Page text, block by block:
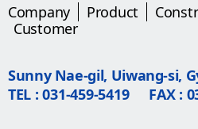
Company Product
Customer
Sunny Nae-gil, Uiwang-si,
TEL : 031-459-5419
FAX :